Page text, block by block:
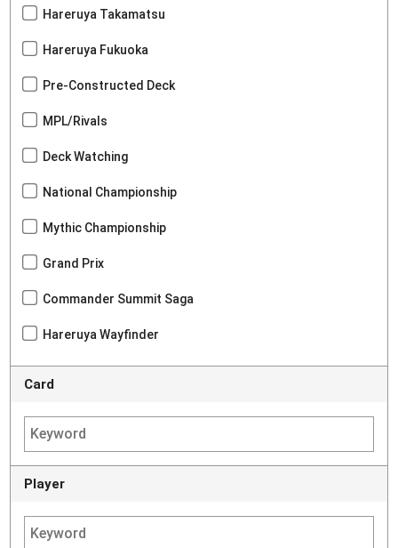
Hareruya Takamatsu
Hareruya Fukuoka
Pre-Constructed Deck
MPL/Rivals
Deck Watching
National Championship
Mythic Championship
Grand Prix
Commander Summit Saga
Hareruya Wayfinder
Card
Player